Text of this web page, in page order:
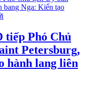
tiếp Phó Chủ
Petersburg,
hành lang liên